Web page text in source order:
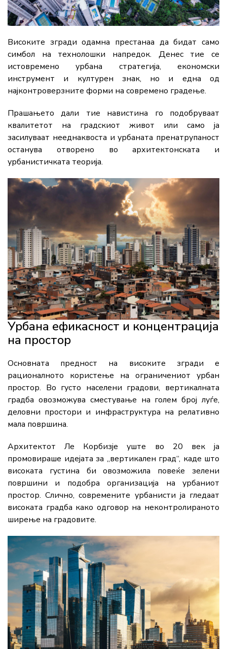
Високите згради одамна престанаа да бидат само
симбол на технолошки напредок. Денес тие се
истовремено урбана стратегија, економски
инструмент и културен знак, но и една од
најконтроверзните форми на современо градење.
Прашањето дали тие навистина го подобруваат
квалитетот на градскиот живот или само ја
засилуваат нееднаквоста и урбаната пренатрупаност
останува отворено во архитектонската и
урбанистичката теорија.
Урбана ефикасност и концентрација
на простор
Основната предност на високите згради е
рационалното користење на ограничениот урбан
простор. Во густо населени градови, вертикалната
градба овозможува сместување на голем број луѓе,
деловни простори и инфраструктура на релативно
мала површина.
Архитектот Ле Корбизје уште во 20 век ја
промовираше идејата за „вертикален град“, каде што
високата густина би овозможила повеќе зелени
површини и подобра организација на урбаниот
простор. Слично, современите урбанисти ја гледаат
високата градба како одговор на неконтролираното
ширење на градовите.